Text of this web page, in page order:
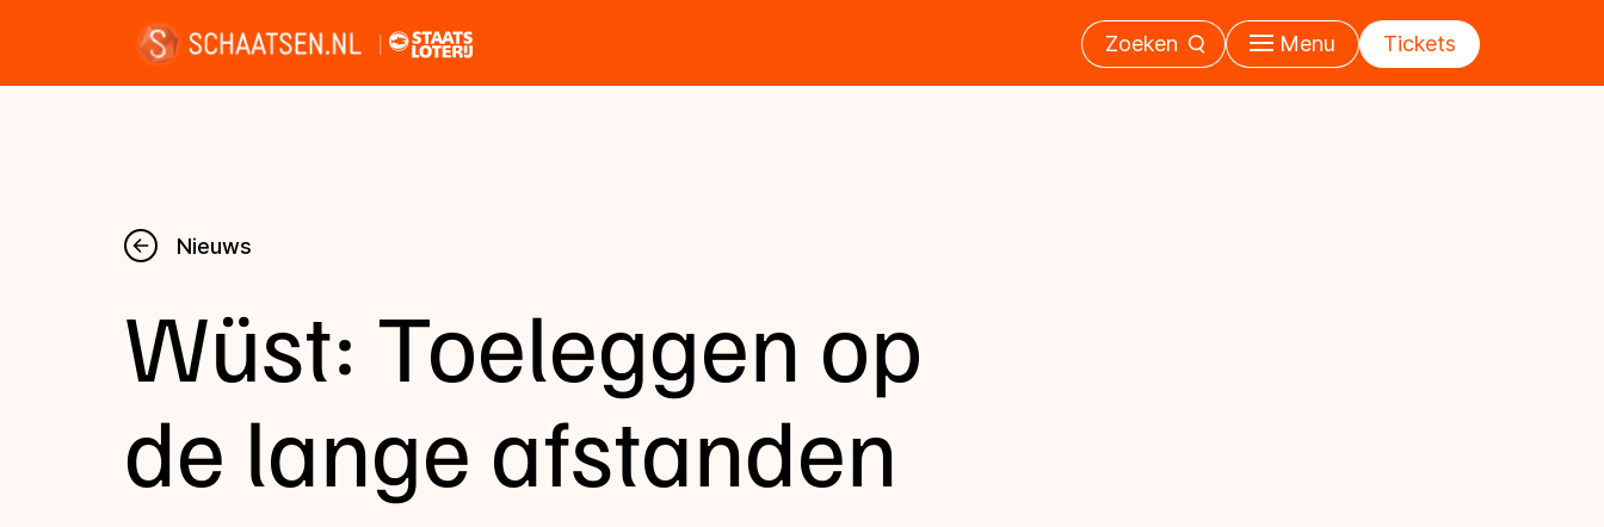
Zoeken Menu Tickets
Nieuws
Kalender
Disciplines
Uitslagen
Nieuws
Wüst: Toeleggen op
de lange afstanden